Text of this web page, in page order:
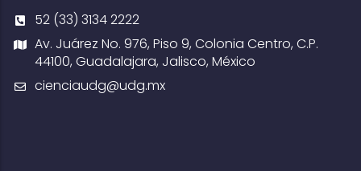
52 (33) 3134 2222
Av. Juárez No. 976, Piso 9, Colonia Centro, C.P.
44100, Guadalajara, Jalisco, México
cienciaudg@udg.mx